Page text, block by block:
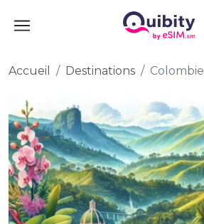
Accueil Destinations Colombie